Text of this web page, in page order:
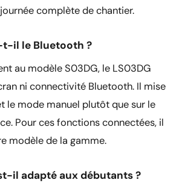
complète de chantier.
t-il le Bluetooth ?
au modèle S03DG, le LS03DG
ni connectivité Bluetooth. Il mise
le mode manuel plutôt que sur le
Pour ces fonctions connectées, il
modèle de la gamme.
il adapté aux débutants ?